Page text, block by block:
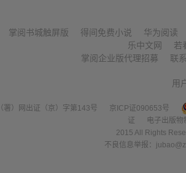
掌阅书城触屏版 得间免费小说
华为阅读
乐中文网
若
掌阅企业版代理招募
联
用
（署）网出证（京）字第143号
京ICP证090653号
证
电子出版
2015 All Rights
不良信息举报：